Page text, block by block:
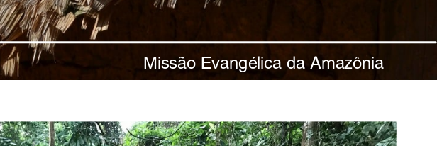
Missão Evangélica da Amazônia